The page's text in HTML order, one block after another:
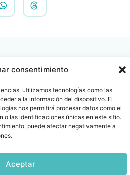
consentimiento
utilizamos tecnologías como las
a la información del dispositivo. El
nos permitirá procesar datos como el
o las identificaciones únicas en este sitio.
puede afectar negativamente a
Aceptar
Oficina Barcelona
Travesera de Gracia, 56 -
1º, 3ª 08006
932 014 655
de